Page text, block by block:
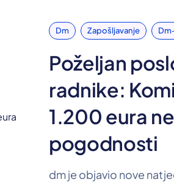
Dm Zapošljavanje
Poželjan
radnike:
1.200 eura
pogodnosti